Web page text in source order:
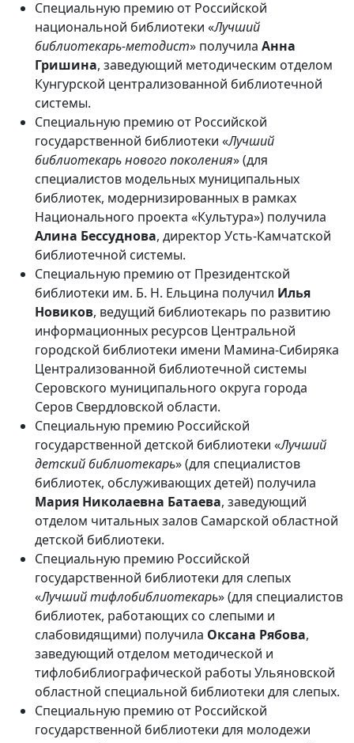
Специальную премию от Российской
национальной библиотеки «Лучший
библиотекарь-методист» получила Анна
Гришина, заведующий методическим отделом
Кунгурской централизованной библиотечной
системы.
Специальную премию от Российской
государственной библиотеки «Лучший
библиотекарь нового поколения» (для
специалистов модельных муниципальных
библиотек, модернизированных в рамках
Национального проекта «Культура») получила
Алина Бессуднова, директор Усть-Камчатской
библиотечной системы.
Специальную премию от Президентской
библиотеки им. Б. Н. Ельцина получил Илья
Новиков, ведущий библиотекарь по развитию
информационных ресурсов Центральной
городской библиотеки имени Мамина-Сибиряка
Централизованной библиотечной системы
Серовского муниципального округа города
Серов Свердловской области.
Специальную премию Российской
государственной детской библиотеки «Лучший
детский библиотекарь» (для специалистов
библиотек, обслуживающих детей) получила
Мария Николаевна Батаева, заведующий
отделом читальных залов Самарской областной
детской библиотеки.
Специальную премию Российской
государственной библиотеки для слепых
«Лучший тифлобиблиотекарь» (для специалистов
библиотек, работающих со слепыми и
слабовидящими) получила Оксана Рябова,
заведующий отделом методической и
тифлобиблиографической работы Ульяновской
областной специальной библиотеки для слепых.
Специальную премию от Российской
государственной библиотеки для молодежи